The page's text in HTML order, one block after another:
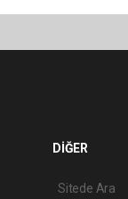
DİĞER
Sitede Ara